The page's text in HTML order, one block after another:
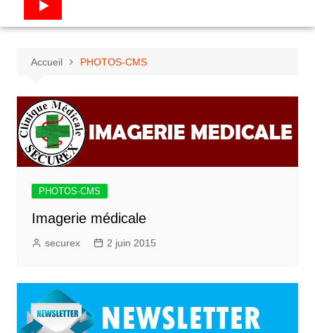
Accueil PHOTOS-CMS
PHOTOS-CMS
Imagerie médicale
securex 2 juin 2015